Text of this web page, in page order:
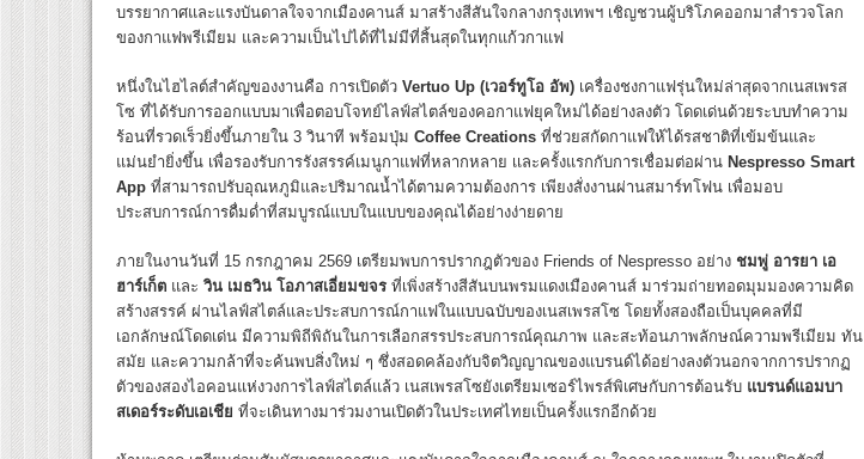
บรรยากาศและแรงบันดาลใจจากเมืองคานส์ มาสร้างสีสันใจกลางกรุงเทพฯ เชิญชวนผู้บริโภคออกมาสำรวจโลก
ของกาแฟพรีเมียม และความเป็นไปได้ที่ไม่มีที่สิ้นสุดในทุกแก้วกาแฟ
หนึ่งในไฮไลต์สำคัญของงานคือ การเปิดตัว Vertuo Up (เวอร์ทูโอ อัพ) เครื่องชงกาแฟรุ่นใหม่ล่าสุดจากเนสเพรส
โซ ที่ได้รับการออกแบบมาเพื่อตอบโจทย์ไลฟ์สไตล์ของคอกาแฟยุคใหม่ได้อย่างลงตัว โดดเด่นด้วยระบบทำความ
ร้อนที่รวดเร็วยิ่งขึ้นภายใน 3 วินาที พร้อมปุ่ม Coffee Creations ที่ช่วยสกัดกาแฟให้ได้รสชาติที่เข้มข้นและ
แม่นยำยิ่งขึ้น เพื่อรองรับการรังสรรค์เมนูกาแฟที่หลากหลาย เเละครั้งแรกกับการเชื่อมต่อผ่าน Nespresso Smart
App ที่สามารถปรับอุณหภูมิและปริมาณน้ำได้ตามความต้องการ เพียงสั่งงานผ่านสมาร์ทโฟน เพื่อมอบ
ประสบการณ์การดื่มด่ำที่สมบูรณ์แบบในแบบของคุณได้อย่างง่ายดาย
ภายในงานวันที่ 15 กรกฎาคม 2569 เตรียมพบการปรากฎตัวของ Friends of Nespresso อย่าง ชมพู่ อารยา เอ
ฮาร์เก็ต และ วิน เมธวิน โอภาสเอี่ยมขจร ที่เพิ่งสร้างสีสันบนพรมแดงเมืองคานส์ มาร่วมถ่ายทอดมุมมองความคิด
สร้างสรรค์ ผ่านไลฟ์สไตล์และประสบการณ์กาแฟในแบบฉบับของเนสเพรสโซ โดยทั้งสองถือเป็นบุคคลที่มี
เอกลักษณ์โดดเด่น มีความพิถีพิถันในการเลือกสรรประสบการณ์คุณภาพ และสะท้อนภาพลักษณ์ความพรีเมียม ทัน
สมัย และความกล้าที่จะค้นพบสิ่งใหม่ ๆ ซึ่งสอดคล้องกับจิตวิญญาณของแบรนด์ได้อย่างลงตัวนอกจากการปรากฏ
ตัวของสองไอคอนแห่งวงการไลฟ์สไตล์แล้ว เนสเพรสโซยังเตรียมเซอร์ไพรส์พิเศษกับการต้อนรับ แบรนด์แอมบา
สเดอร์ระดับเอเชีย ที่จะเดินทางมาร่วมงานเปิดตัวในประเทศไทยเป็นครั้งแรกอีกด้วย